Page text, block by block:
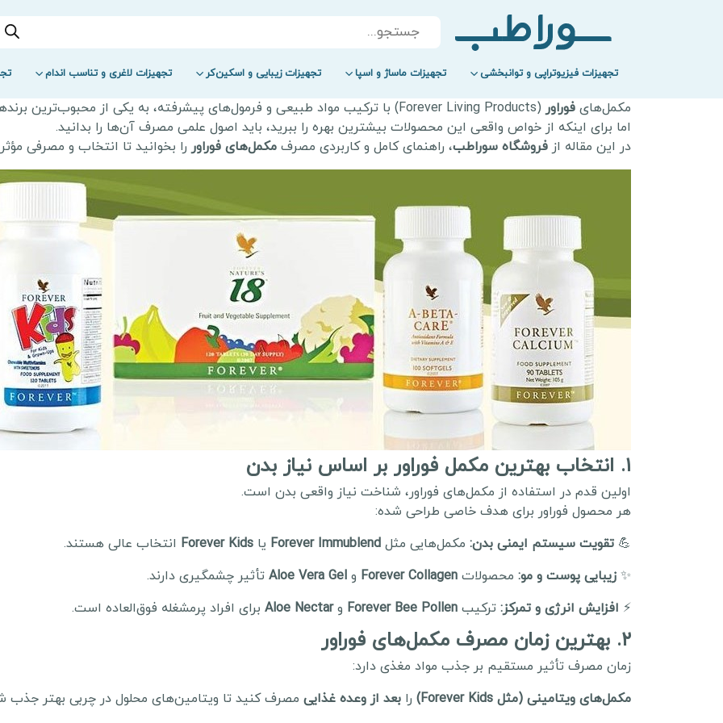
Products
search
تجهیزات فیزیوتراپی و توانبخشی تجهیزات ماساژ و اسپا تجهیزات زیبایی و اسکین‌کر تجهیزات لاغری و تناسب اندام
مکمل‌های فوراور (Forever Living Products) با ترکیب مواد طبیعی و فرمول‌های پیشرفته، به یکی از محبوب‌ترین برندهای سلامت در دنیا تبدیل شده‌اند.
اما برای اینکه از خواص واقعی این محصولات بیشترین بهره را ببرید، باید اصول علمی مصرف آن‌ها را بدانید.
در این مقاله از فروشگاه سوراطب، راهنمای کامل و کاربردی مصرف مکمل‌های فوراور را بخوانید تا انتخاب و مصرفی
۱. انتخاب بهترین مکمل فوراور بر اساس نیاز بدن
اولین قدم در استفاده از مکمل‌های فوراور، شناخت نیاز واقعی بدن است.
هر محصول فوراور برای هدف خاصی طراحی شده:
💪 تقویت سیستم ایمنی بدن: مکمل‌هایی مثل Forever Immublend یا Forever Kids انتخاب عالی هستند.
✨زیبایی پوست و مو: محصولات Forever Collagen و Aloe Vera Gel تأثیر چشمگیری دارند.
⚡ افزایش انرژی و تمرکز: ترکیب Forever Bee Pollen وAloe Nectar برای افراد پرمشغله فوق‌العاده است.
۲. بهترین زمان مصرف مکمل‌های فوراور
زمان مصرف تأثیر مستقیم بر جذب مواد مغذی دارد:
مکمل‌های ویتامینی (مثل Forever Kids)
را بعد از وعده غذایی مصرف کنید تا ویتامین‌های محلول در چربی بهتر جذب